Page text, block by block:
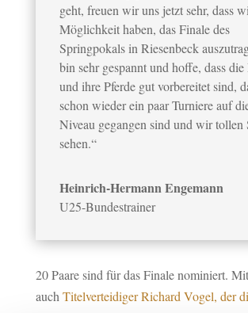
geht, freuen wir uns jetzt sehr, dass
Möglichkeit haben, das Finale des
Springpokals in Riesenbeck
bin sehr gespannt und hoffe, dass die
und ihre Pferde gut vorbereitet sind,
schon wieder ein paar Turniere auf
Niveau gegangen sind und wir tollen
sehen.“
Heinrich-Hermann Engemann
U25-Bundestrainer
20 Paare sind für das Finale nominiert.
auch Titelverteidiger Richard Vogel, der